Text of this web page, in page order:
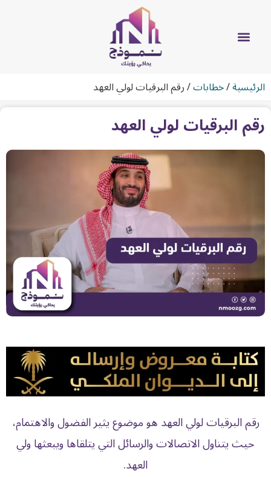
الرئيسية/خطابات/رقم البرقيات لولي العهد
رقم البرقيات لولي العهد
رقم البرقيات لولي العهد هو موضوع يثير الفضول والاهتمام،
حيث يتناول الاتصالات والرسائل التي يتلقاها ويبعثها ولي
العهد.